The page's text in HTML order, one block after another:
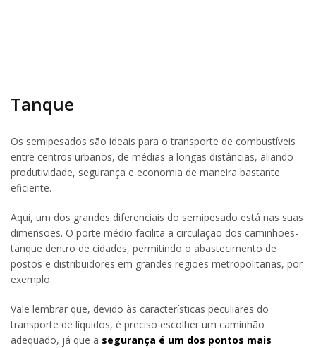
Tanque
Os semipesados são ideais para o transporte de combustíveis
entre centros urbanos, de médias a longas distâncias, aliando
produtividade, segurança e economia de maneira bastante
eficiente.
Aqui, um dos grandes diferenciais do semipesado está nas suas
dimensões. O porte médio facilita a circulação dos caminhões-
tanque dentro de cidades, permitindo o abastecimento de
postos e distribuidores em grandes regiões metropolitanas, por
exemplo.
Vale lembrar que, devido às características peculiares do
transporte de líquidos, é preciso escolher um caminhão
adequado, já que a segurança é um dos pontos mais